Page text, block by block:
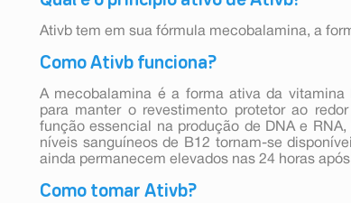
Ativb tem em sua fórmula mecobalamina, a
Como Ativb funciona?
A mecobalamina é a forma ativa da vitamina
para manter o revestimento protetor ao
função essencial na produção de DNA e
níveis sanguíneos de B12 tornam-se
ainda permanecem elevados nas 24 horas
Como tomar Ativb?